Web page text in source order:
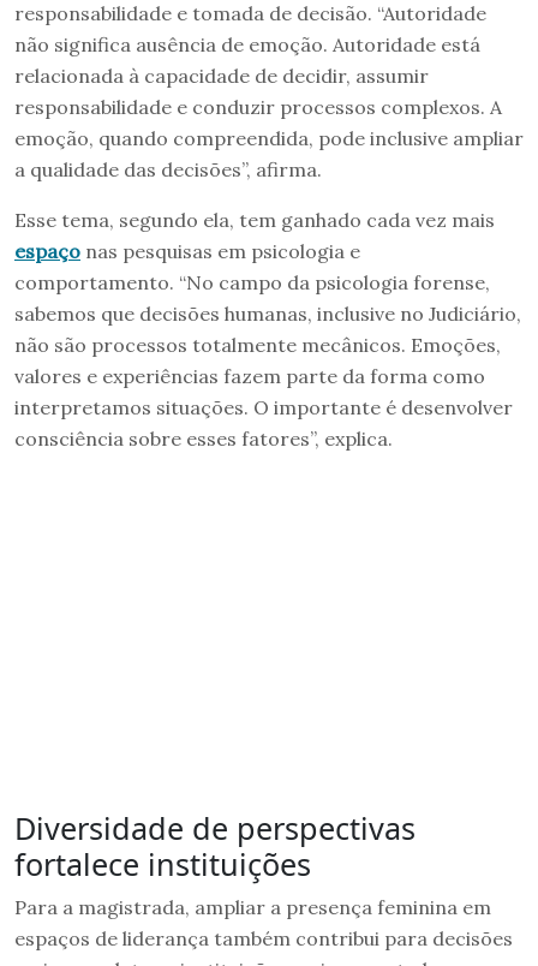
responsabilidade e tomada de decisão. “Autoridade
não significa ausência de emoção. Autoridade está
relacionada à capacidade de decidir, assumir
responsabilidade e conduzir processos complexos. A
emoção, quando compreendida, pode inclusive ampliar
a qualidade das decisões”, afirma.
Esse tema, segundo ela, tem ganhado cada vez mais
espaço nas pesquisas em psicologia e
comportamento. “No campo da psicologia forense,
sabemos que decisões humanas, inclusive no Judiciário,
não são processos totalmente mecânicos. Emoções,
valores e experiências fazem parte da forma como
interpretamos situações. O importante é desenvolver
consciência sobre esses fatores”, explica.
Diversidade de perspectivas
fortalece instituições
Para a magistrada, ampliar a presença feminina em
espaços de liderança também contribui para decisões